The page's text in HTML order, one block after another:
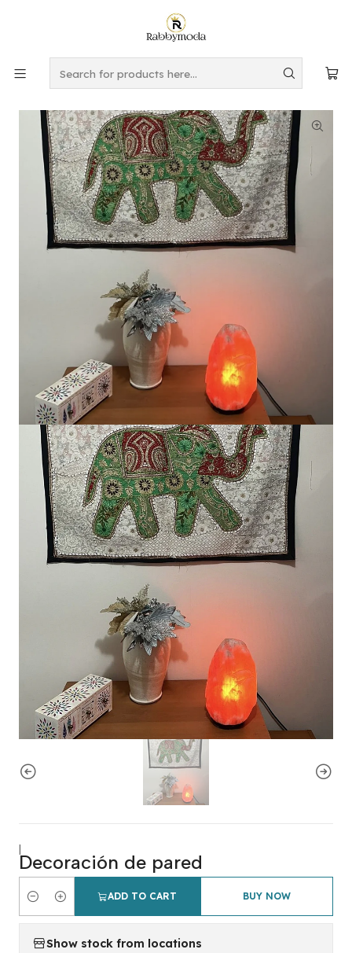
This is the slide text
|
Decoración de pared
Quantity
ADD TO CART BUY NOW
Show stock from locations